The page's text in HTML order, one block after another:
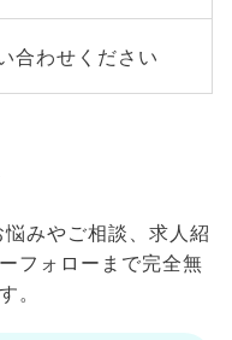
合わせください
みやご相談、求人紹
フォローまで完全無
。